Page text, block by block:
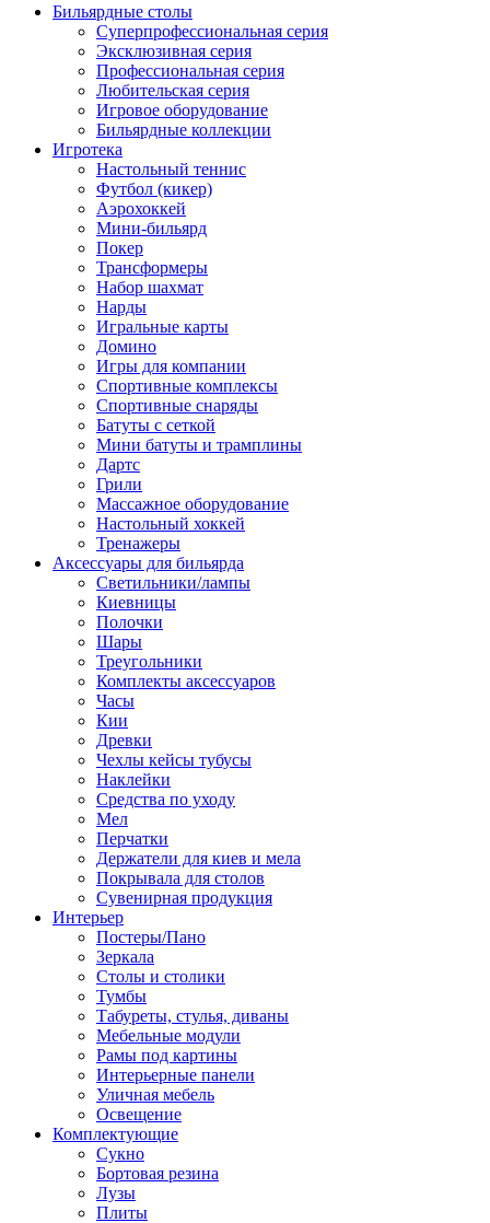
Бильярдные столы
Суперпрофессиональная серия
Эксклюзивная серия
Профессиональная серия
Любительская серия
Игровое оборудование
Бильярдные коллекции
Игротека
Настольный теннис
Футбол (кикер)
Аэрохоккей
Мини-бильярд
Покер
Трансформеры
Набор шахмат
Нарды
Игральные карты
Домино
Игры для компании
Спортивные комплексы
Спортивные снаряды
Батуты с сеткой
Мини батуты и трамплины
Дартс
Грили
Массажное оборудование
Настольный хоккей
Тренажеры
Аксессуары для бильярда
Светильники/лампы
Киевницы
Полочки
Шары
Треугольники
Комплекты аксессуаров
Часы
Кии
Древки
Чехлы кейсы тубусы
Наклейки
Средства по уходу
Мел
Перчатки
Держатели для киев и мела
Покрывала для столов
Сувенирная продукция
Интерьер
Постеры/Пано
Зеркала
Столы и столики
Тумбы
Табуреты, стулья, диваны
Мебельные модули
Рамы под картины
Интерьерные панели
Уличная мебель
Освещение
Комплектующие
Сукно
Бортовая резина
Лузы
Плиты